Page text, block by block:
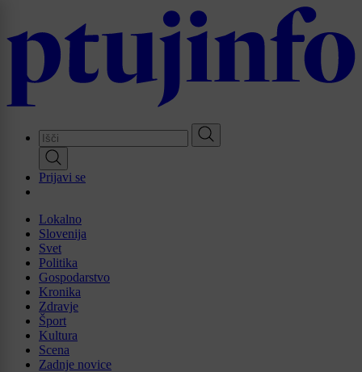
main
Prijavi se
Lokalno
Slovenija
Svet
Politika
Gospodarstvo
Kronika
Zdravje
Šport
Kultura
Scena
Zadnje novice